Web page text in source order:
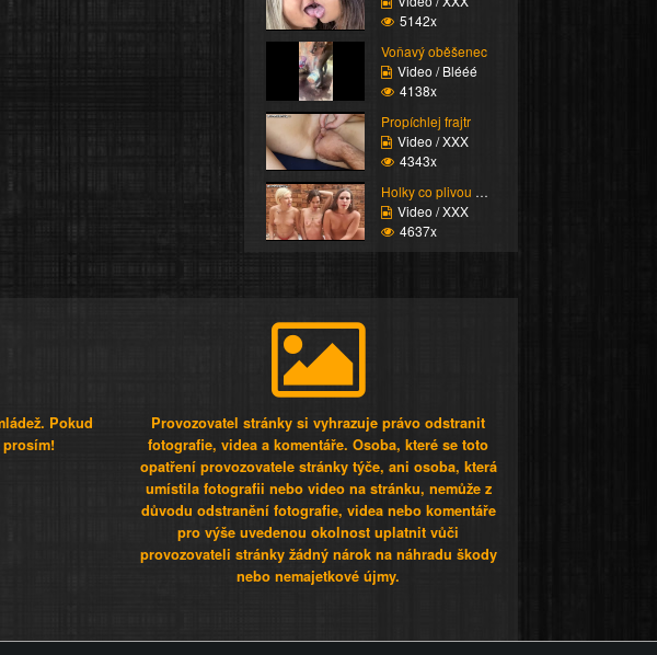
5142x
Voňavý oběšenec
Video / Blééé
4138x
Propíchlej frajtr
Video / XXX
4343x
Holky co plivou aby si...
Video / XXX
4637x
Pokud
prosím!
Provozovatel stránky si vyhrazuje právo odstranit
fotografie, videa a komentáře. Osoba, které se toto
opatření provozovatele stránky týče, ani osoba, která
umístila fotografii nebo video na stránku, nemůže z
důvodu odstranění fotografie, videa nebo komentáře
pro výše uvedenou okolnost uplatnit vůči
provozovateli stránky žádný nárok na náhradu škody
nebo nemajetkové újmy.